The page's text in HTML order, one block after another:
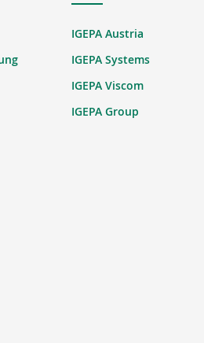
IGEPA Austria
IGEPA Systems
IGEPA Viscom
IGEPA Group